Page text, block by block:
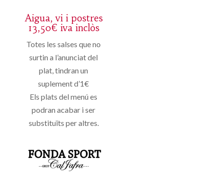
Aigua, vi i postres
13,50€ iva inclòs
Totes les salses que no
surtin a l’anunciat del
plat, tindran un
suplement d’1€
Els plats del menú es
podran acabar i ser
substituïts per altres.